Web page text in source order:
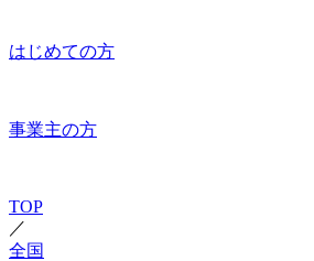
はじめての方
事業主の方
TOP
／
全国